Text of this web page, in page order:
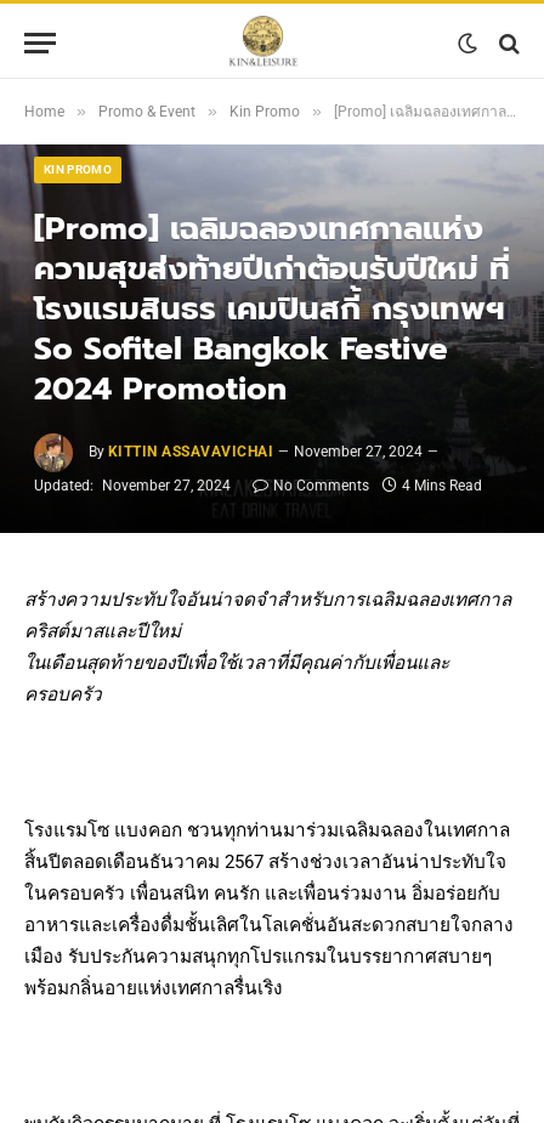
Home » Promo & Event » Kin Promo » [Promo] เฉลิมฉลองเทศกาลแห่งความสุขส่งท้ายปีเก่าต้อนรับปีใหม่ ที่โรงแรมสินธร เคมปินสกี้ กรุงเทพฯ So Sofitel Bangkok Festive 2024 Promotion
KIN PROMO
[Promo] เฉลิมฉลองเทศกาลแห่ง
ความสุขส่งท้ายปีเก่าต้อนรับปีใหม่ ที่
โรงแรมสินธร เคมปินสกี้ กรุงเทพฯ
So Sofitel Bangkok Festive
2024 Promotion
By KITTIN ASSAVAVICHAI
November 27, 2024
Updated:
November 27, 2024 No Comments 4 Mins Read
สร้างความประทับใจอันน่าจดจำสำหรับการเฉลิมฉลองเทศกาล
คริสต์มาสและปีใหม่
ในเดือนสุดท้ายของปีเพื่อใช้เวลาที่มีคุณค่ากับเพื่อนและ
ครอบครัว
โรงแรมโซ แบงคอก ชวนทุกท่านมาร่วมเฉลิมฉลองในเทศกาล
สิ้นปีตลอดเดือนธันวาคม 2567 สร้างช่วงเวลาอันน่าประทับใจ
ในครอบครัว เพื่อนสนิท คนรัก และเพื่อนร่วมงาน อิ่มอร่อยกับ
อาหารและเครื่องดื่มชั้นเลิศในโลเคชั่นอันสะดวกสบายใจกลาง
เมือง รับประกันความสนุกทุกโปรแกรมในบรรยากาศสบายๆ
พร้อมกลิ่นอายแห่งเทศกาลรื่นเริง